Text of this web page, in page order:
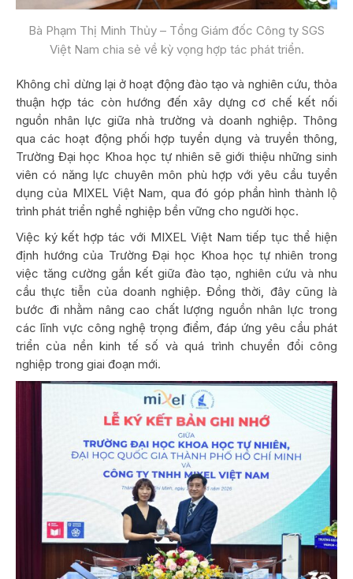
Bà Phạm Thị Minh Thủy – Tổng Giám đốc Công ty SGS
Việt Nam chia sẻ về kỳ vọng hợp tác phát triển.
Không chỉ dừng lại ở hoạt động đào tạo và nghiên cứu, thỏa
thuận hợp tác còn hướng đến xây dựng cơ chế kết nối
nguồn nhân lực giữa nhà trường và doanh nghiệp. Thông
qua các hoạt động phối hợp tuyển dụng và truyền thông,
Trường Đại học Khoa học tự nhiên sẽ giới thiệu những sinh
viên có năng lực chuyên môn phù hợp với yêu cầu tuyển
dụng của MIXEL Việt Nam, qua đó góp phần hình thành lộ
trình phát triển nghề nghiệp bền vững cho người học.
Việc ký kết hợp tác với MIXEL Việt Nam tiếp tục thể hiện
định hướng của Trường Đại học Khoa học tự nhiên trong
việc tăng cường gắn kết giữa đào tạo, nghiên cứu và nhu
cầu thực tiễn của doanh nghiệp. Đồng thời, đây cũng là
bước đi nhằm nâng cao chất lượng nguồn nhân lực trong
các lĩnh vực công nghệ trọng điểm, đáp ứng yêu cầu phát
triển của nền kinh tế số và quá trình chuyển đổi công
nghiệp trong giai đoạn mới.